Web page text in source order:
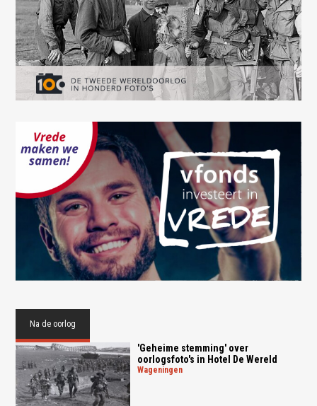
Na de oorlog
'Geheime stemming' over
oorlogsfoto's in Hotel De Wereld
wageningen